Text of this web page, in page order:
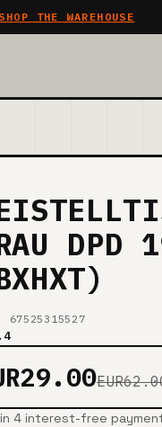
THE WAREHOUSE
DPD
67525315527
in 4 interest-free